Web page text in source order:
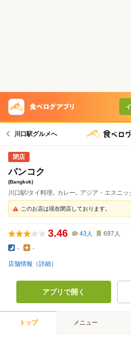
川口駅グルメへ
バンコク
(Bangkok)
川口駅/タイ料理､ カレー､ アジア・エスニッ
このお店は現在閉店しております。
3.46 43人 697 人
- -
店舗情報（詳細）
アプリで開く
トップ メニュー